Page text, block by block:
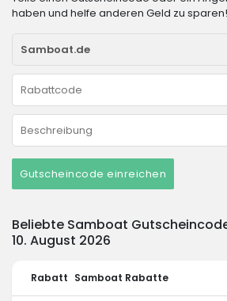
haben und helfe anderen Geld zu sparen!
Gutscheincode einreichen
Beliebte Samboat
10. August 2026
Rabatt Samboat Rabatte